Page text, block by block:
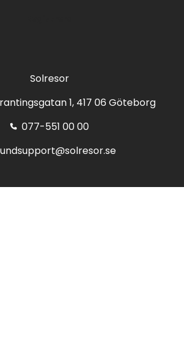
Solresor
1, 417 06 Göteborg
077-551 00 00